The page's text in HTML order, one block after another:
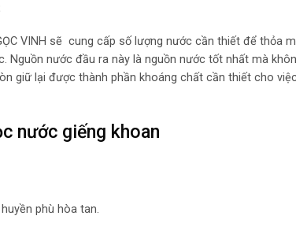
VINH sẽ cung cấp số lượng nước cần thiết để thỏa
Nguồn nước đầu ra này là nguồn nước tốt nhất mà
giữ lại được thành phần khoáng chất cần thiết cho
nước giếng khoan
phù hòa tan.